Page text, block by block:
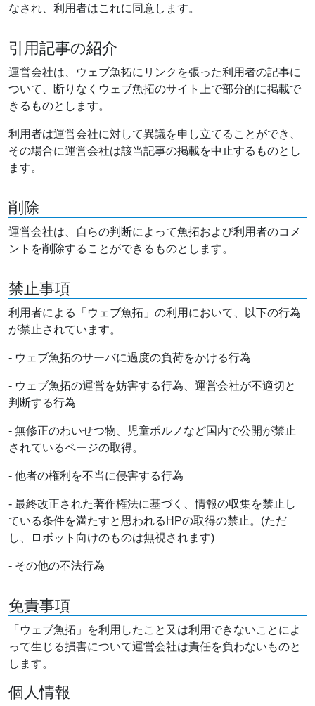
なされ、利用者はこれに同意します。
引用記事の紹介
運営会社は、ウェブ魚拓にリンクを張った利用者の記事に
ついて、断りなくウェブ魚拓のサイト上で部分的に掲載で
きるものとします。
利用者は運営会社に対して異議を申し立てることができ、
その場合に運営会社は該当記事の掲載を中止するものとし
ます。
削除
運営会社は、自らの判断によって魚拓および利用者のコメ
ントを削除することができるものとします。
禁止事項
利用者による「ウェブ魚拓」の利用において、以下の行為
が禁止されています。
- ウェブ魚拓のサーバに過度の負荷をかける行為
- ウェブ魚拓の運営を妨害する行為、運営会社が不適切と
判断する行為
- 無修正のわいせつ物、児童ポルノなど国内で公開が禁止
されているページの取得。
- 他者の権利を不当に侵害する行為
- 最終改正された著作権法に基づく、情報の収集を禁止し
ている条件を満たすと思われるHPの取得の禁止。(ただ
し、ロボット向けのものは無視されます)
- その他の不法行為
免責事項
「ウェブ魚拓」を利用したこと又は利用できないことによ
って生じる損害について運営会社は責任を負わないものと
します。
個人情報